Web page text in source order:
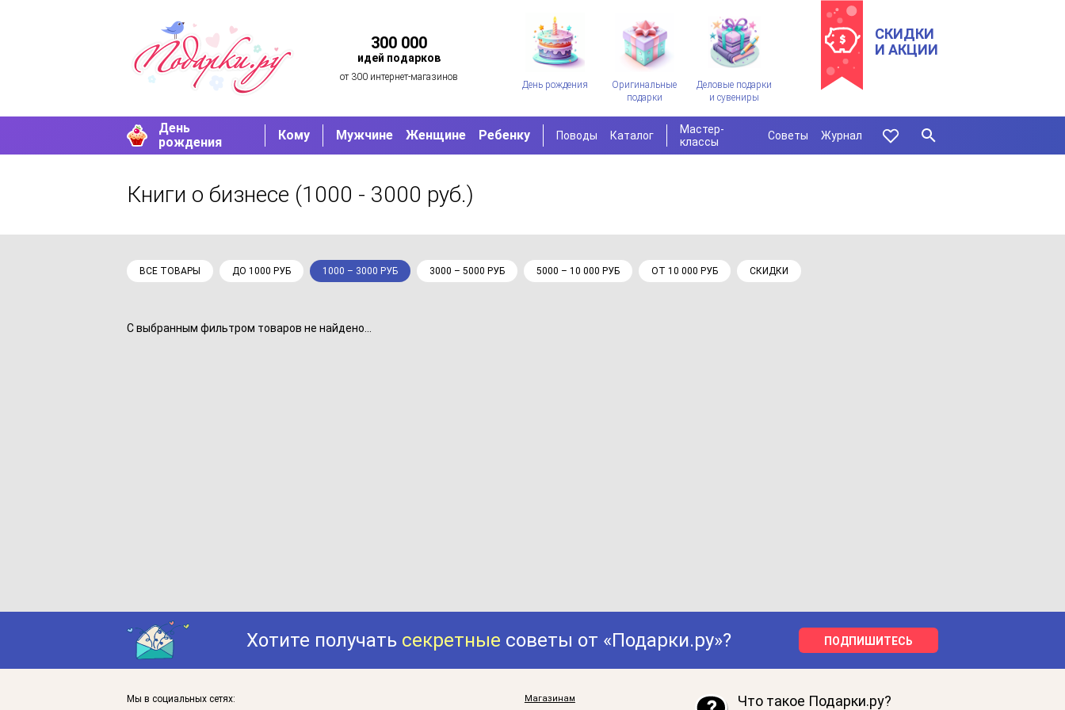
300 000
идей подарков
от 300 интернет-магазинов
День рождения
Оригинальные
подарки
Деловые подарки
и сувениры
СКИДКИ
И АКЦИИ
День
рождения
Кому Мужчине Женщине Ребенку Поводы Каталог
Мастер-
классы
Советы Журнал
Книги о бизнесе (1000 - 3000 руб.)
ВСЕ ТОВАРЫ ДО 1000 РУБ 1000 – 3000 РУБ 3000 – 5000 РУБ 5000 – 10 000 РУБ ОТ 10 000 РУБ СКИДКИ
С выбранным фильтром товаров не найдено...
Хотите получать секретные советы от «Подарки.ру»? ПОДПИШИТЕСЬ
Мы в социальных сетях: Магазинам Что такое Подарки.ру?